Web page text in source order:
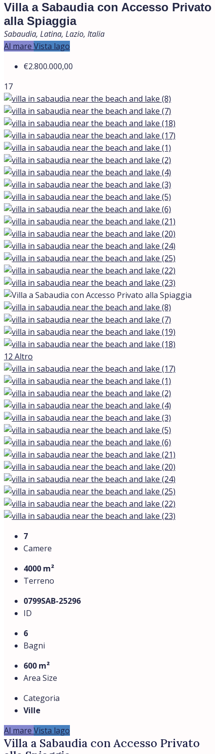
Villa a Sabaudia con Accesso Privato
alla Spiaggia
Sabaudia, Latina, Lazio, Italia
Al mare Vista lago
€2.800.000,00
17
12 Altro
7
Camere
4000 m²
Terreno
0799SAB-25296
ID
6
Bagni
600 m²
Area Size
Categoria
Ville
Al mare Vista lago
Villa a Sabaudia con Accesso Privato